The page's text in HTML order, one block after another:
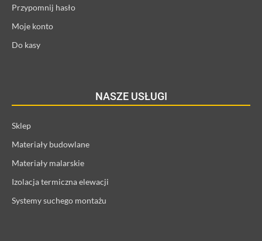
Przypomnij hasło
Moje konto
Do kasy
NASZE USŁUGI
Sklep
Materiały budowlane
Materiały malarskie
Izolacja termiczna elewacji
Systemy suchego montażu